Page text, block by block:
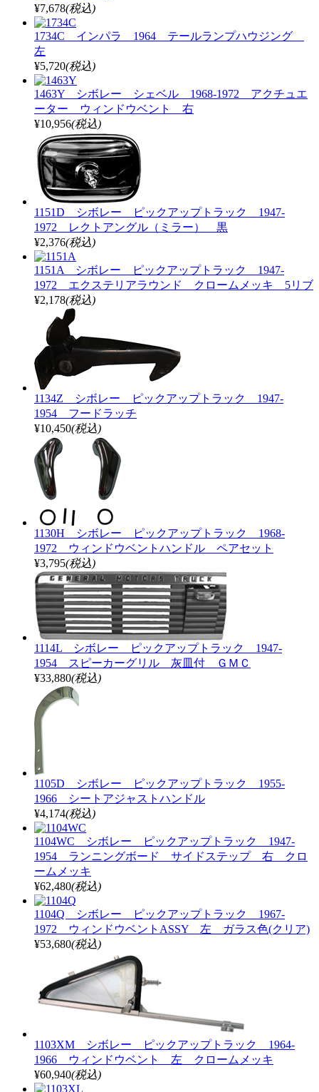
¥7,678(税込)
1734C インパラ 1964 テールランプハウジング
左
¥5,720(税込)
1463Y シボレー シェベル 1968-1972 アクチュエ
ーター ウィンドウベント 右
¥10,956(税込)
1151D シボレー ピックアップトラック 1947-
1972 レクトアングル（ミラー） 黒
¥2,376(税込)
1151A シボレー ピックアップトラック 1947-
1972 エクステリアラウンド クロームメッキ 5リブ
¥2,178(税込)
1134Z シボレー ピックアップトラック 1947-
1954 フードラッチ
¥10,450(税込)
1130H シボレー ピックアップトラック 1968-
1972 ウィンドウベントハンドル ペアセット
¥3,795(税込)
1114L シボレー ピックアップトラック 1947-
1954 スピーカーグリル 灰皿付 ＧＭＣ
¥33,880(税込)
1105D シボレー ピックアップトラック 1955-
1966 シートアジャストハンドル
¥4,174(税込)
1104WC シボレー ピックアップトラック 1947-
1954 ランニングボード サイドステップ 右 クロ
ームメッキ
¥62,480(税込)
1104Q シボレー ピックアップトラック 1967-
1972 ウィンドウベントASSY 左 ガラス色(クリア)
¥53,680(税込)
1103XM シボレー ピックアップトラック 1964-
1966 ウィンドウベント 左 クロームメッキ
¥60,940(税込)